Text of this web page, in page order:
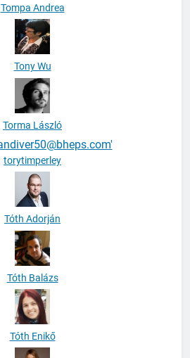
Tompa Andrea
Tony Wu
Torma László
torytimperley
Tóth Adorján
Tóth Balázs
Tóth Enikő